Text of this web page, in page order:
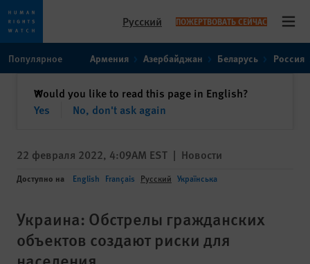
toto
content
Русский ПОЖЕРТВОВАТЬ СЕЙЧАС
Популярное Армения Азербайджан Беларусь Россия
Would you like to read this page in English?
Yes
No, don't ask again
✕закрыть
22 февраля 2022, 4:09AM EST | Новости
Доступно на English Français Русский Українська
Украина: Обстрелы гражданских
объектов создают риски для